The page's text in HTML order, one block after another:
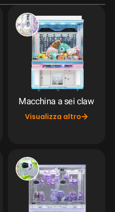
Macchina a sei claw
Visualizza altro